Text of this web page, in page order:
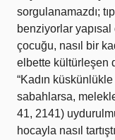
sorgulanamazdı;
benziyorlar
çocuğu, nasıl bir
elbette kültürleşen
“Kadın küskünlükle
sabahlarsa,
41, 2141)
hocayla nasıl